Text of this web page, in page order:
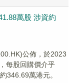
萬股 涉資約
公佈，於2023
每股回購價介乎
346.69萬港元。